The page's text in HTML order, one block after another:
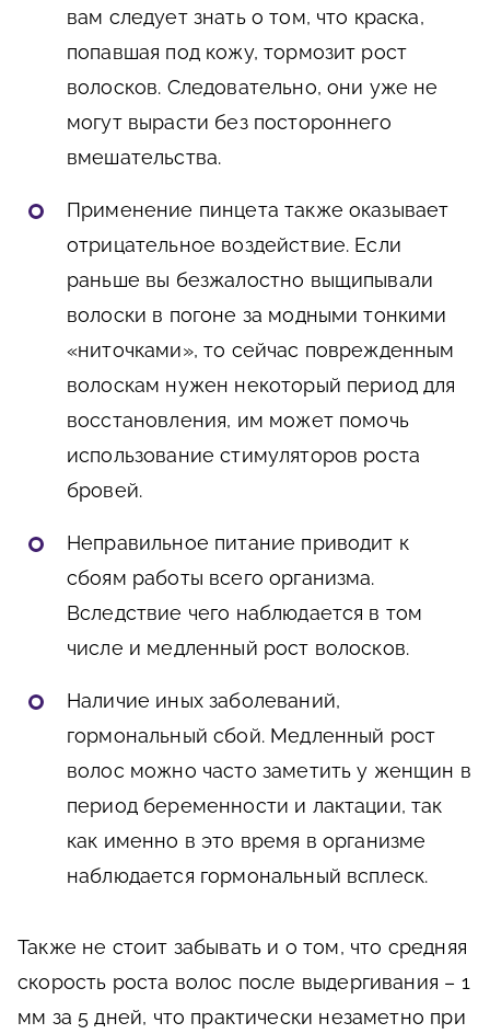
вам следует знать о том, что краска,
попавшая под кожу, тормозит рост
волосков. Следовательно, они уже не
могут вырасти без постороннего
вмешательства.
Применение пинцета также оказывает
отрицательное воздействие. Если
раньше вы безжалостно выщипывали
волоски в погоне за модными тонкими
«ниточками», то сейчас поврежденным
волоскам нужен некоторый период для
восстановления, им может помочь
использование стимуляторов роста
бровей.
Неправильное питание приводит к
сбоям работы всего организма.
Вследствие чего наблюдается в том
числе и медленный рост волосков.
Наличие иных заболеваний,
гормональный сбой. Медленный рост
волос можно часто заметить у женщин в
период беременности и лактации, так
как именно в это время в организме
наблюдается гормональный всплеск.
Также не стоит забывать и о том, что средняя
скорость роста волос после выдергивания – 1
мм за 5 дней, что практически незаметно при